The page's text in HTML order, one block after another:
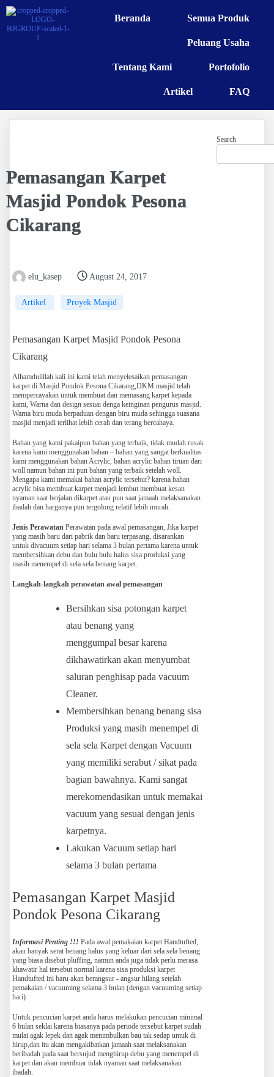
Beranda Semua Produk
Peluang Usaha
Tentang Kami Portofolio
Artikel FAQ
Pemasangan Karpet
Masjid Pondok Pesona
Cikarang
elu_kasep August 24, 2017
Artikel Proyek Masjid
Pemasangan Karpet Masjid Pondok Pesona
Cikarang
Alhamdulillah kali ini kami telah menyelesaikan pemasangan
karpet di Masjid Pondok Pesona Cikarang,DKM masjid telah
mempercayakan untuk membuat dan memasang karpet kepada
kami, Warna dan design sesuai denga keinginan pengurus masjid.
Warna biru muda berpaduan dengan biru muda sehingga suasana
masjid menjadi terlihat lebih cerah dan terang bercahaya.
Bahan yang kami pakaipun bahan yang terbaik, tidak mudah rusak
karena kami menggunakan bahan – bahan yang sangat berkualitas
kami menggunakan bahan Acrylic, bahan acrylic bahan tiruan dari
woll namun bahan ini pun bahan yang terbaik setelah woll.
Mengapa kami memakai bahan acrylic tersebut? karena bahan
acrylic bisa membuat karpet menjadi lembut membuat kesan
nyaman saat berjalan dikarpet atau pun saat jamaah melaksanakan
ibadah dan harganya pun tergolong relatif lebih murah.
Jenis Perawatan Perawatan pada awal pemasangan, Jika karpet
yang masih baru dari pabrik dan baru terpasang, disarankan
untuk divacuum setiap hari selama 3 bulan pertama karena untuk
membersihkan debu dan bulu bulu halus sisa produksi yang
masih menempel di sela sela benang karpet.
Langkah-langkah perawatan awal pemasangan
Bersihkan sisa potongan karpet
atau benang yang
menggumpal besar karena
dikhawatirkan akan menyumbat
saluran penghisap pada vacuum
Cleaner.
Membersihkan benang benang sisa
Produksi yang masih menempel di
sela sela Karpet dengan Vacuum
yang memiliki serabut / sikat pada
bagian bawahnya. Kami sangat
merekomendasikan untuk memakai
vacuum yang sesuai dengan jenis
karpetnya.
Lakukan Vacuum setiap hari
selama 3 bulan pertama
Pemasangan Karpet Masjid
Pondok Pesona Cikarang
Informasi Penting !!! Pada awal pemakaian karpet Handtufted,
akan banyak serat benang halus yang keluar dari sela sela benang
yang biasa disebut pluffing, namun anda juga tidak perlu merasa
khawatir hal tersebut normal karena sisa produksi karpet
Handtufted ini baru akan berangsur - angsur hilang setelah
pemakaian / vacuuming selama 3 bulan (dengan vacuuming setiap
hari).
Untuk pencucian karpet anda harus melakukan pencucian minimal
6 bulan seklai karena biasanya pada periode tersebut karpet sudah
mulai agak lepek dan agak menimbulkan bau tak sedap untuk di
hirup,dan itu akan mengakibatkan jamaah saat melaksanakan
beribadah pada saat bersujud menghirup debu yang menempel di
karpet dan akan membuar tidak nyaman saat melaksanakan
ibadah.
Search